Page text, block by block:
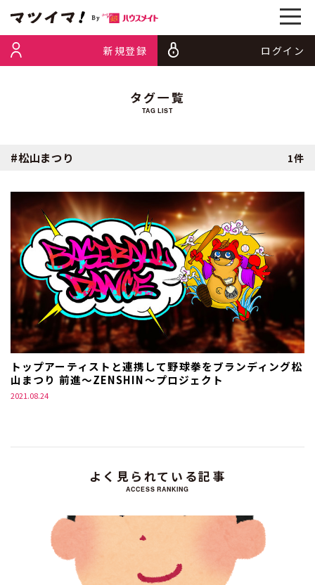
新規登録 ログイン
タグ一覧
TAG LIST
#松山まつり 1件
トップアーティストと連携して野球拳をブランディング松
山まつり 前進～ZENSHIN～プロジェクト
2021.08.24
よく見られている記事
ACCESS RANKING